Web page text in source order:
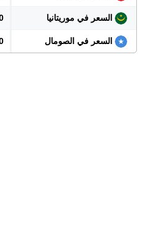
السعر في موريتانيا
السعر في الصومال